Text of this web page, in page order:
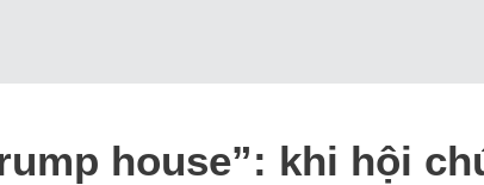
house”: khi hội